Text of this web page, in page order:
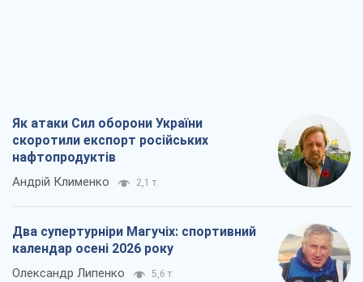
Як атаки Сил оборони України
скоротили експорт російських
нафтопродуктів
Андрій Клименко 2,1 т.
Два супертурніри Магучіх: спортивний
календар осені 2026 року
Олександр Липенко 5,6 т.